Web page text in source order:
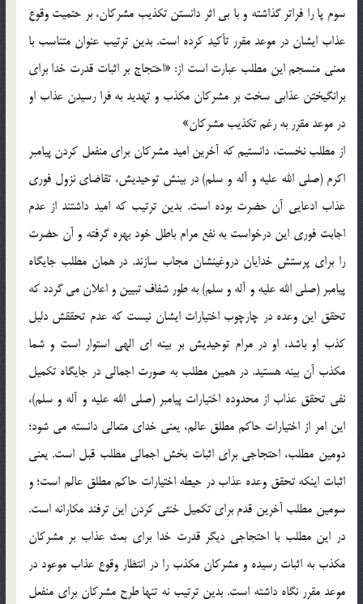
سوم پا را فراتر گذاشته و با بي اثر دانستن تکذيب مشرکان، بر حتميت وقوع
عذاب ايشان در موعد مقرر تأکيد کرده است. بدين ترتيب عنوان متناسب با
معني منسجم اين مطلب عبارت است از: «احتجاج بر اثبات قدرت خدا براي
برانگيختن عذابي سخت بر مشرکان مکذب و تهديد به فرا رسيدن عذاب او
در موعد مقرر به رغم تکذيب مشرکان»
از مطلب نخست، دانستيم که آخرين اميد مشرکان براي منفعل کردن پيامبر
اکرم (صلي الله عليه و آله و سلم) در بينش توحيديش، تقاضاي نزول فوري
عذاب ادعايي آن حضرت بوده است. بدين ترتيب که اميد داشتند از عدم
اجابت فوري اين درخواست به نفع مرام باطل خود بهره گرفته و آن حضرت
را براي پرستش خدايان دروغينشان مجاب سازند. در همان مطلب جايگاه
پيامبر (صلي الله عليه و آله و سلم) به طور شفاف تبيين و اعلان مي گردد که
تحقق اين وعده در چارچوب اختيارات ايشان نيست که عدم تحققش دليل
کذب او باشد، او در مرام توحيديش بر بينه اي الهي استوار است و شما
مکذب آن بينه هستيد. در همين مطلب به صورت اجمالي در جايگاه تکميل
نفي تحقق عذاب از محدوده اختيارات پيامبر (صلي الله عليه و آله و سلم)،
اين امر از اختيارات حاکم مطلق عالم، يعني خداي متعالي دانسته مي شود؛
دومين مطلب، احتجاجي براي اثبات بخش اجمالي مطلب قبل است. يعني
اثبات اينکه تحقق وعده عذاب در حيطه اختيارات حاکم مطلق عالم است؛ و
سومين مطلب آخرين قدم براي تکميل خنثي کردن اين ترفند مکارانه است.
در اين مطلب با احتجاجي ديگر قدرت خدا براي بعث عذاب بر مشرکان
مکذب به اثبات رسيده و مشرکان مکذب را در انتظار وقوع عذاب موعود در
موعد مقرر نگاه داشته است. بدين ترتيب نه تنها طرح مشرکان براي منفعل